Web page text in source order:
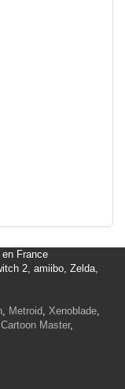
France
2, amiibo, Zelda,
, Metroid, Xenoblade,
Cartoon Master,